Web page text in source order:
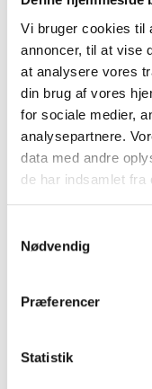
Vi bruger cookies til
annoncer, til at vise
at analysere vores
din brug af vores
for sociale medier,
analysepartnere.
data med andre
de har indsamlet fra
Nødvendig
Præferencer
Statistik
På hjemmesiden
muligt at booke
frivillig. Derefter
mail med et link
være tid.
Det eneste, der
Nordea-fonden
300.000 kroner.
Læs mere og